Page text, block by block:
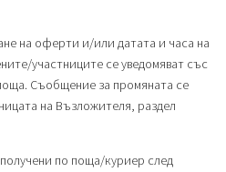
на оферти и/или датата и часа на
участниците се уведомяват със
Съобщение за промяната се
на Възложителя, раздел
по поща/куриер след